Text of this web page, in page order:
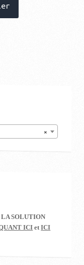
×
LA SOLUTION
ICI et ICI